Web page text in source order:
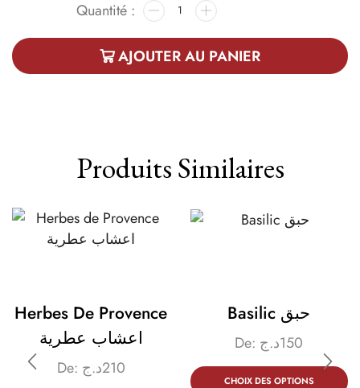
AJOUTER AU PANIER
Produits Similaires
Herbes De Provence
اعشاب عطرية
De: 210د.ج
Basilic حبق
De: 150د.ج
CHOIX DES OPTIONS